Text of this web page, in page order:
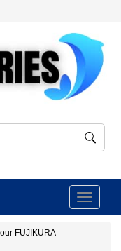
Toggle
FUJIKURA